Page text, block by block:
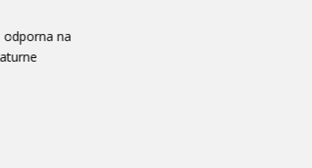
odporna na